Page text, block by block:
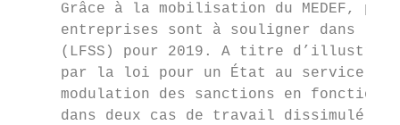
Grâce à la mobilisation du MEDEF,
entreprises sont à souligner dans la
(LFSS) pour 2019. A titre
par la loi pour un État au service
modulation des sanctions en fonction
dans deux cas de travail dissimulé